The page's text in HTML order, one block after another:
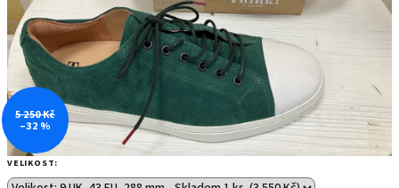
VELIKOST:
5 250 Kč
–32 %